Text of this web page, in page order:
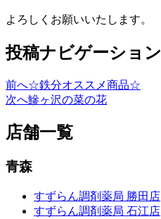
よろしくお願いいたします。
投稿ナビゲーション
前へ☆鉄分オススメ商品☆
次へ鰺ヶ沢の菜の花
店舗一覧
青森
すずらん調剤薬局 勝田店
すずらん調剤薬局 石江店